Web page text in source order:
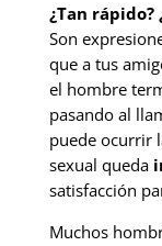
¿Tan rápido?
Son
que a tus
el hombre
pasando al
puede ocurrir
sexual queda
satisfacción
Muchos